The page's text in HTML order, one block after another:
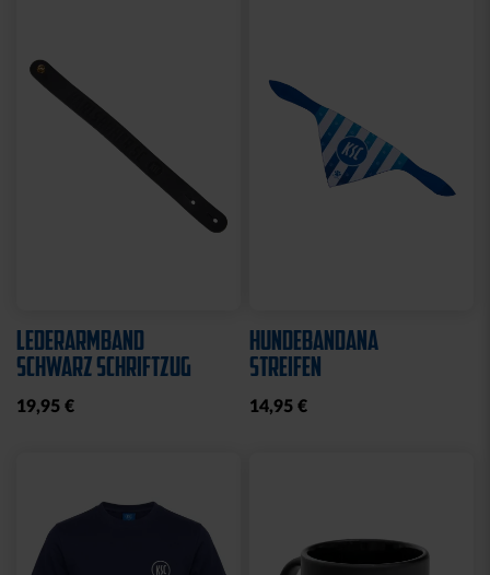
LEDERARMBAND
SCHWARZ SCHRIFTZUG
19,95 €
HUNDEBANDANA
STREIFEN
14,95 €